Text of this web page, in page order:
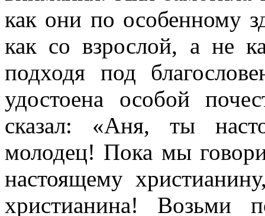
как они по особенному
как со взрослой, а не
подходя под
удостоена особой
сказал: «Аня, ты
молодец! Пока мы
настоящему
христианина! Возьми